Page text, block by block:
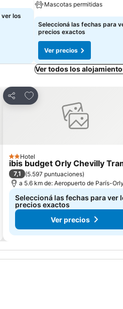
los
Mascotas permitidas
Seleccioná las fechas para
precios exactos
Ver precios
Ver todos los
Compartir
Añadir a favoritos
2 Estrellas
Hotel
ibis budget Orly Chevilly
7,1 (5.597 puntuaciones)
a 5.6 km de: Aeropuerto de París-Orly
Seleccioná las fechas para ver
precios exactos
Ver precios